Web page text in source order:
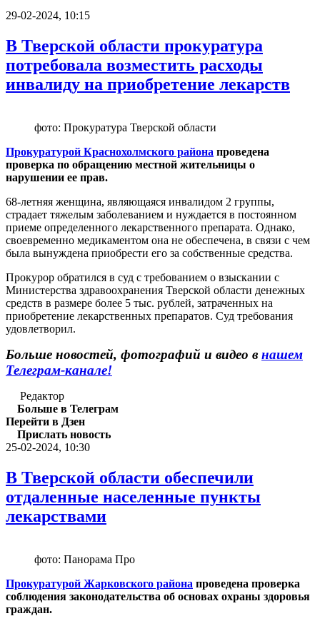
29-02-2024, 10:15
В Тверской области прокуратура
потребовала возместить расходы
инвалиду на приобретение лекарств
фото: Прокуратура Тверской области
Прокуратурой Краснохолмского района проведена
проверка по обращению местной жительницы о
нарушении ее прав.
68-летняя женщина, являющаяся инвалидом 2 группы,
страдает тяжелым заболеванием и нуждается в постоянном
приеме определенного лекарственного препарата. Однако,
своевременно медикаментом она не обеспечена, в связи с чем
была вынуждена приобрести его за собственные средства.
Прокурор обратился в суд с требованием о взыскании с
Министерства здравоохранения Тверской области денежных
средств в размере более 5 тыс. рублей, затраченных на
приобретение лекарственных препаратов. Суд требования
удовлетворил.
Больше новостей, фотографий и видео в нашем
Телеграм-канале!
Редактор
Больше в Телеграм
Перейти в Дзен
Прислать новость
25-02-2024, 10:30
В Тверской области обеспечили
отдаленные населенные пункты
лекарствами
фото: Панорама Про
Прокуратурой Жарковского района проведена проверка
соблюдения законодательства об основах охраны здоровья
граждан.